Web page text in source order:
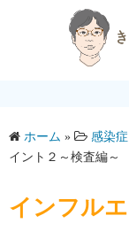
ホーム » 感染症
イント２～検査編～
インフル